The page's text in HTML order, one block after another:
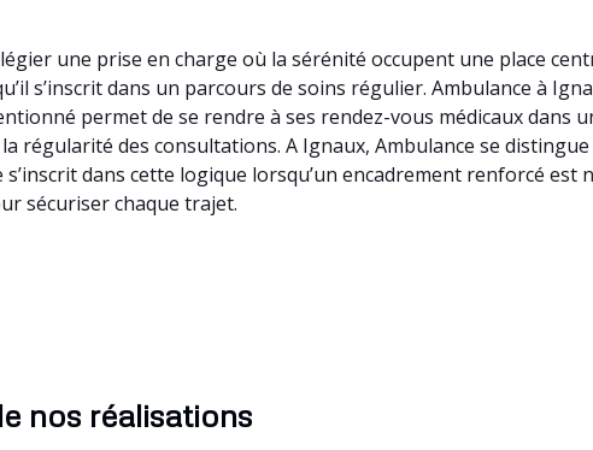
une prise en charge où la sérénité occupent une place
s’inscrit dans un parcours de soins régulier. Ambulance à
permet de se rendre à ses rendez-vous médicaux dans
régularité des consultations. A Ignaux, Ambulance se
dans cette logique lorsqu’un encadrement renforcé est
sécuriser chaque trajet.
nos réalisations